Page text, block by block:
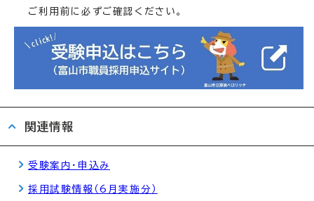
ご利用前に必ずご確認ください。
関連情報
受験案内・申込み
採用試験情報（6月実施分）